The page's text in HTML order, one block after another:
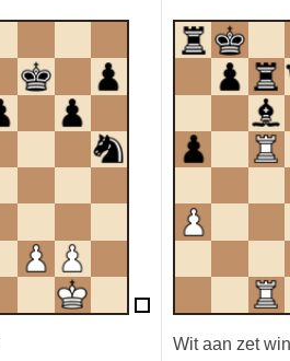
Wit aan zet